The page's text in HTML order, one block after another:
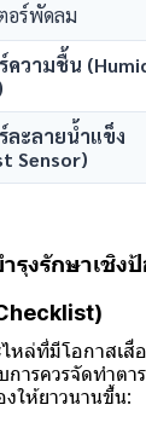
อร์พัดลม
ความชื้น
ละลายน้ำแข็ง
Sensor)
รุงรักษาเชิง
หล่ที่มีโอกาสเ
ารควรจัดทำตา
งให้ยาวนานขึ้น: